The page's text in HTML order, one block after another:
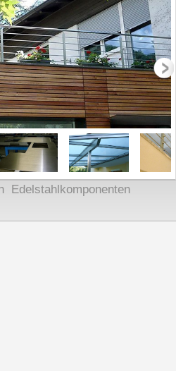
Edelstahlkomponenten